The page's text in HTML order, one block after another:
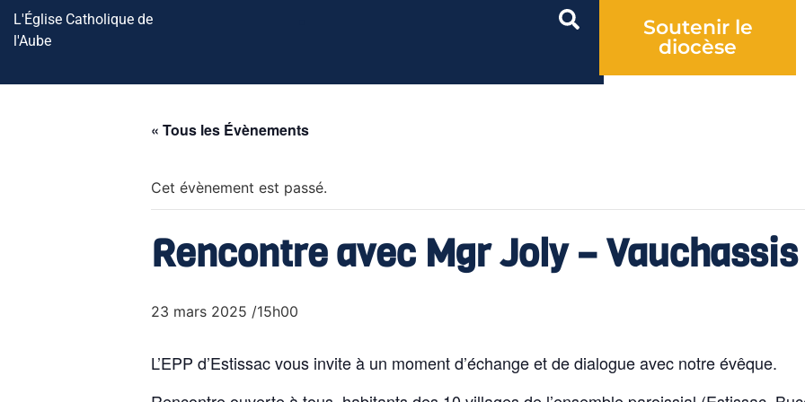
L'Église Catholique de
l'Aube
Soutenir le
diocèse
« Tous les Évènements
Cet évènement est passé.
Rencontre avec Mgr Joly – Vauchassis
23 mars 2025 /15h00
L’EPP d’Estissac vous invite à un moment d’échange et de dialogue avec notre évêque.